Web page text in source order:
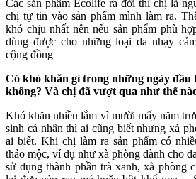
Các sản phẩm Ecolife ra đời thì chị là
chị tự tin vào sản phẩm mình làm ra.
khó chịu nhất nên nếu sản phẩm phù
dùng được cho những loại da nhạy
cộng đồng
Có khó khăn gì trong những ngày đầu
không? Và chị đã vượt qua như thế
Khó khăn nhiều lắm vì mười mấy năm
sinh cá nhân thì ai cũng biết nhưng xà
ai biết. Khi chị làm ra sản phẩm có
thảo mộc, ví dụ như xà phòng dành cho
sử dụng thành phần trà xanh, xà phòng